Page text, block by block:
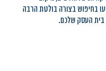
בחיפוש בצורה בולטת הרבה
בית העסק שלכם.